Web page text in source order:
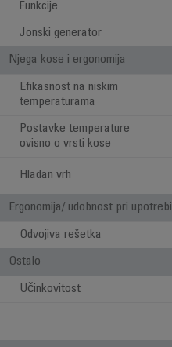
Funkcije
Jonski generator
Njega kose i ergonomija
Efikasnost na niskim
temperaturama
Postavke temperature
ovisno o vrsti kose
Hladan vrh
Ergonomija/ udobnost pri upotrebi
Odvojiva rešetka
Ostalo
Učinkovitost